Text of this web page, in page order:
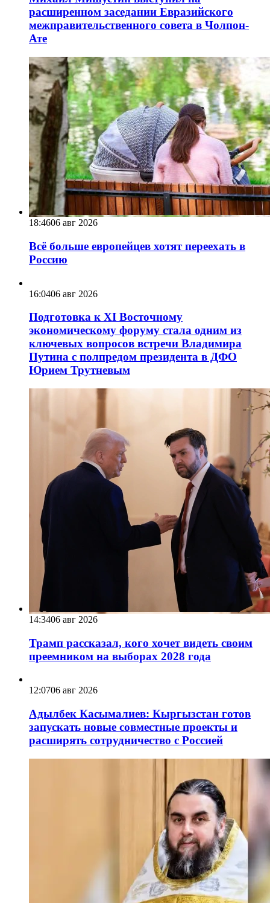
расширенном заседании Евразийского
межправительственного совета в Чолпон-
Ате
18:4606 авг 2026
Всё больше европейцев хотят переехать в
Россию
16:0406 авг 2026
Подготовка к XI Восточному
экономическому форуму стала одним из
ключевых вопросов встречи Владимира
Путина с полпредом президента в ДФО
Юрием Трутневым
14:3406 авг 2026
Трамп рассказал, кого хочет видеть своим
преемником на выборах 2028 года
12:0706 авг 2026
Адылбек Касымалиев: Кыргызстан готов
запускать новые совместные проекты и
расширять сотрудничество с Россией